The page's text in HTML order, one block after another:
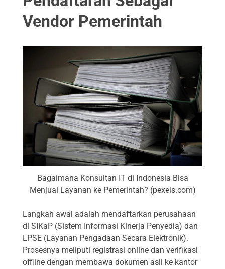
Vendor Pemerintah
Bagaimana Konsultan IT di Indonesia Bisa
Menjual Layanan ke Pemerintah? (pexels.com)
Langkah awal adalah mendaftarkan perusahaan
di SIKaP (Sistem Informasi Kinerja Penyedia) dan
LPSE (Layanan Pengadaan Secara Elektronik).
Prosesnya meliputi registrasi online dan verifikasi
offline dengan membawa dokumen asli ke kantor